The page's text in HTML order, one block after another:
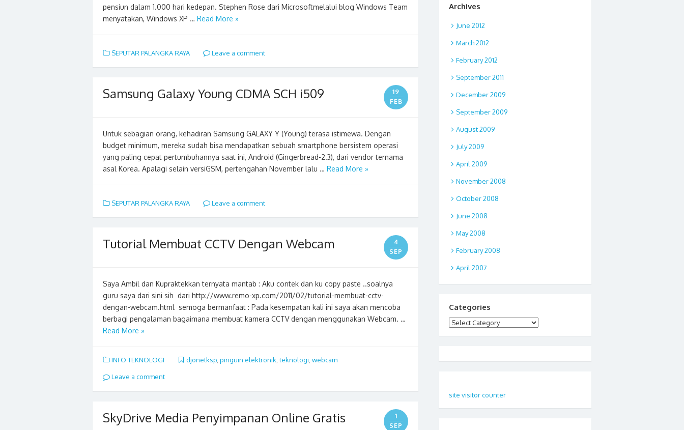
pensiun dalam 1.000 hari kedepan. Stephen Rose dari Microsoftmelalui blog Windows Team
menyatakan, Windows XP … Read More »
SEPUTAR PALANGKA RAYA Leave a comment
Samsung Galaxy Young CDMA SCH i509
19
FEB
Untuk sebagian orang, kehadiran Samsung GALAXY Y (Young) terasa istimewa. Dengan
budget minimum, mereka sudah bisa mendapatkan sebuah smartphone bersistem operasi
yang paling cepat pertumbuhannya saat ini, Android (Gingerbread-2.3), dari vendor ternama
asal Korea. Apalagi selain versiGSM, pertengahan November lalu … Read More »
SEPUTAR PALANGKA RAYA Leave a comment
Tutorial Membuat CCTV Dengan Webcam
4
SEP
Saya Ambil dan Kupraktekkan ternyata mantab : Aku contek dan ku copy paste ..soalnya
guru saya dari sini sih dari http://www.remo-xp.com/2011/02/tutorial-membuat-cctv-
dengan-webcam.html semoga bermanfaat : Pada kesempatan kali ini saya akan mencoba
berbagi pengalaman bagaimana membuat kamera CCTV dengan menggunakan Webcam. …
Read More »
INFO TEKNOLOGI djonetksp, pinguin elektronik ,teknologi webcam
Leave a comment
SkyDrive Media Penyimpanan Online Gratis
1
SEP
Archives
June 2012
March 2012
February 2012
September 2011
December 2009
September 2009
August 2009
July 2009
April 2009
November 2008
October 2008
June 2008
May 2008
February 2008
April 2007
Categories
Categories
site visitor counter